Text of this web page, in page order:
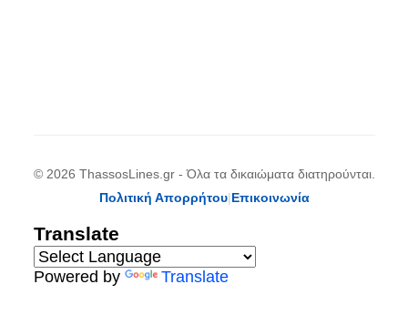
© 2026 ThassosLines.gr - Όλα τα δικαιώματα διατηρούνται.
Πολιτική Απορρήτου|Επικοινωνία
Translate
Powered by Translate